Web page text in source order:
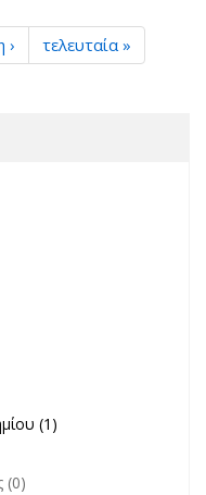
› τελευταία »
filter
filter
(1)
(0)